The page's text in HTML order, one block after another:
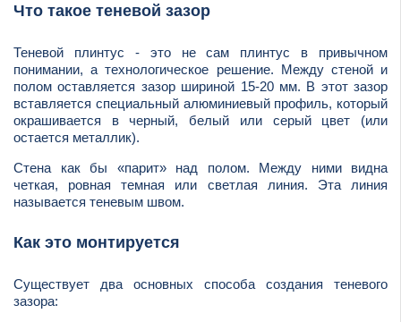
Что такое теневой зазор
Теневой плинтус - это не сам плинтус в привычном
понимании, а технологическое решение. Между стеной и
полом оставляется зазор шириной 15-20 мм. В этот зазор
вставляется специальный алюминиевый профиль, который
окрашивается в черный, белый или серый цвет (или
остается металлик).
Стена как бы «парит» над полом. Между ними видна
четкая, ровная темная или светлая линия. Эта линия
называется теневым швом.
Как это монтируется
Существует два основных способа создания теневого
зазора: